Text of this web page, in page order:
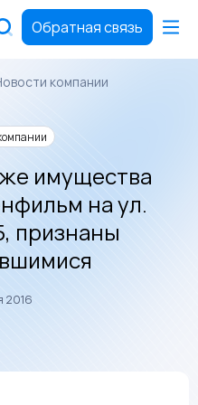
Обратная связь
компании
имущества
на ул.
признаны
2016